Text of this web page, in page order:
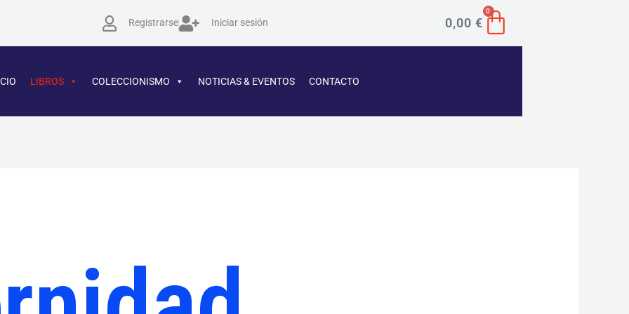
Registrarse Iniciar sesión 0,00 €
0
CART
LIBROS COLECCIONISMO NOTICIAS & EVENTOS CONTACTO